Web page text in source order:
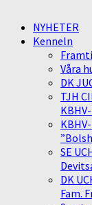
NYHETER
Kenneln
Våra
DK
TJH
SE
DK
Fam.